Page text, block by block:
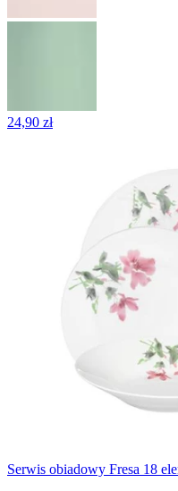
24,90 zł
Serwis obiadowy Fresa 18